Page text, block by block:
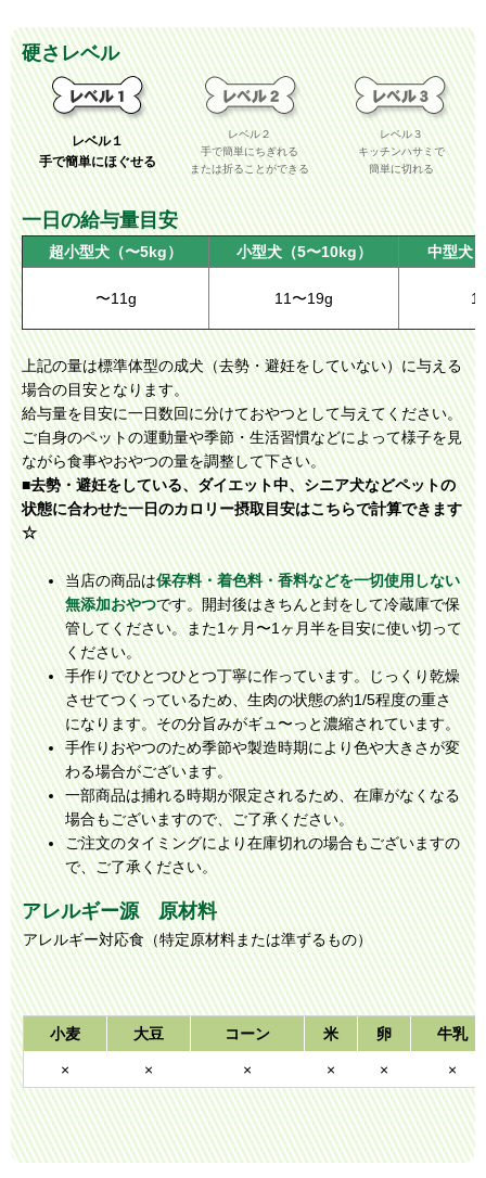
硬さレベル
レベル１
手で簡単にほぐせる
レベル２
手で簡単にちぎれる
または折ることができる
レベル３
キッチンハサミで
簡単に切れる
一日の給与量目安
超小型犬（〜5kg） 小型犬（5〜10kg） 中型犬
〜11g 11〜19g
上記の量は標準体型の成犬（去勢・避妊をしていない）に与える
場合の目安となります。
給与量を目安に一日数回に分けておやつとして与えてください。
ご自身のペットの運動量や季節・生活習慣などによって様子を見
ながら食事やおやつの量を調整して下さい。
■去勢・避妊をしている、ダイエット中、シニア犬などペットの
状態に合わせた一日のカロリー摂取目安はこちらで計算できます
☆
当店の商品は保存料・着色料・香料などを一切使用しない
無添加おやつです。開封後はきちんと封をして冷蔵庫で保
管してください。また1ヶ月〜1ヶ月半を目安に使い切って
ください。
手作りでひとつひとつ丁寧に作っています。じっくり乾燥
させてつくっているため、生肉の状態の約1/5程度の重さ
になります。その分旨みがギュ〜っと濃縮されています。
手作りおやつのため季節や製造時期により色や大きさが変
わる場合がございます。
一部商品は捕れる時期が限定されるため、在庫がなくなる
場合もございますので、ご了承ください。
ご注文のタイミングにより在庫切れの場合もございますの
で、ご了承ください。
アレルギー源 原材料
アレルギー対応食（特定原材料または準ずるもの）
小麦 大豆 コーン 米 卵 牛乳
× × × × × ×